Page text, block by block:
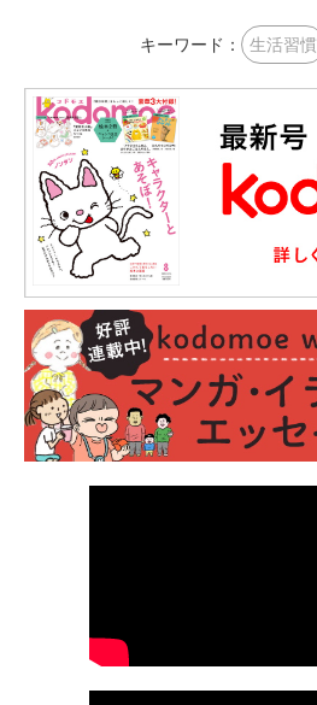
キーワード： 生活習慣